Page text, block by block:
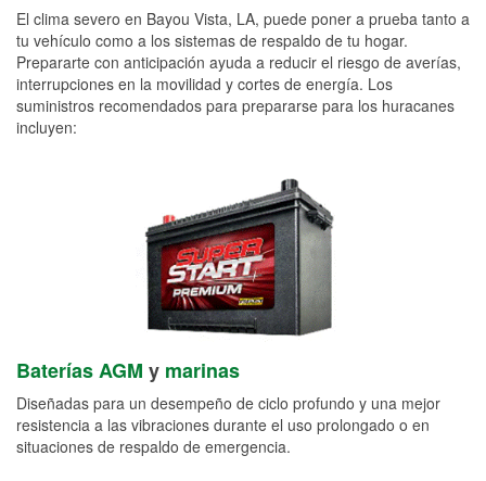
El clima severo en Bayou Vista, LA, puede poner a prueba tanto a
tu vehículo como a los sistemas de respaldo de tu hogar.
Prepararte con anticipación ayuda a reducir el riesgo de averías,
interrupciones en la movilidad y cortes de energía. Los
suministros recomendados para prepararse para los huracanes
incluyen:
Baterías AGM y marinas
Diseñadas para un desempeño de ciclo profundo y una mejor
resistencia a las vibraciones durante el uso prolongado o en
situaciones de respaldo de emergencia.